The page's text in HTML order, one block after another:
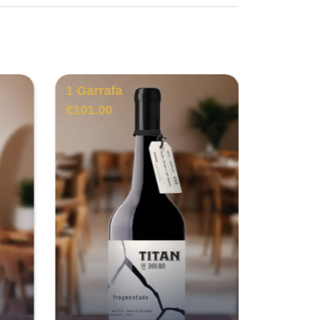
1 Garrafa
€101.00